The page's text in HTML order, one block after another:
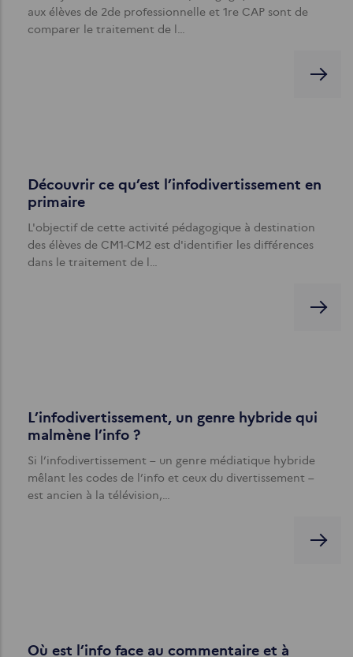
aux élèves de 2de professionnelle et 1re CAP sont de
comparer le traitement de l…
Découvrir ce qu’est l’infodivertissement en
primaire
L'objectif de cette activité pédagogique à destination
des élèves de CM1-CM2 est d'identifier les différences
dans le traitement de l…
L’infodivertissement, un genre hybride qui
malmène l’info ?
Si l’infodivertissement – un genre médiatique hybride
mêlant les codes de l’info et ceux du divertissement –
est ancien à la télévision,…
Où est l’info face au commentaire et à